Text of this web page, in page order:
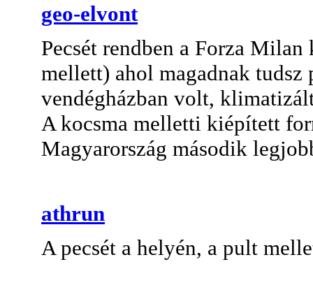
geo-elvont
Pecsét rendben a Forza
mellett) ahol magadnak tudsz
vendégházban volt,
A kocsma melletti kiépített
Magyarország második
athrun
A pecsét a helyén, a pult